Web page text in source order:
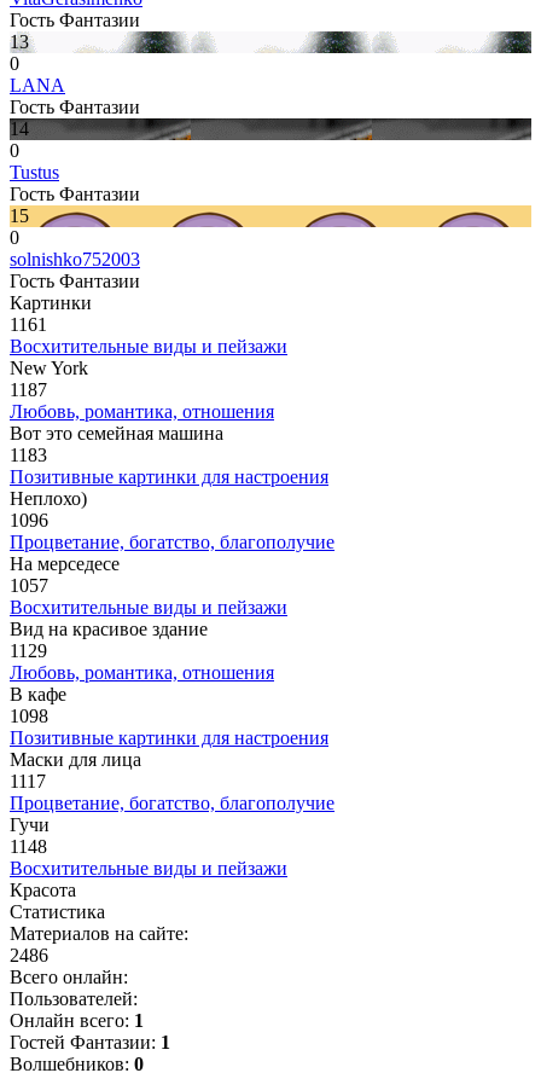
Гость Фантазии
13
0
LANA
Гость Фантазии
14
0
Tustus
Гость Фантазии
15
0
solnishko752003
Гость Фантазии
Картинки
1161
Восхитительные виды и пейзажи
New York
1187
Любовь, романтика, отношения
Вот это семейная машина
1183
Позитивные картинки для настроения
Неплохо)
1096
Процветание, богатство, благополучие
На мерседесе
1057
Восхитительные виды и пейзажи
Вид на красивое здание
1129
Любовь, романтика, отношения
В кафе
1098
Позитивные картинки для настроения
Маски для лица
1117
Процветание, богатство, благополучие
Гучи
1148
Восхитительные виды и пейзажи
Красота
Статистика
Материалов на сайте:
2486
Всего онлайн:
Пользователей:
Онлайн всего: 1
Гостей Фантазии: 1
Волшебников: 0